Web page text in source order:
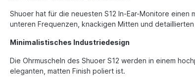
Shuoer hat für die neuesten S12 In-Ear-Monitore
unteren Frequenzen, knackigen Mitten und
Minimalistisches Industriedesign
Die Ohrmuscheln des Shuoer S12 werden in einem
eleganten, matten Finish poliert ist.